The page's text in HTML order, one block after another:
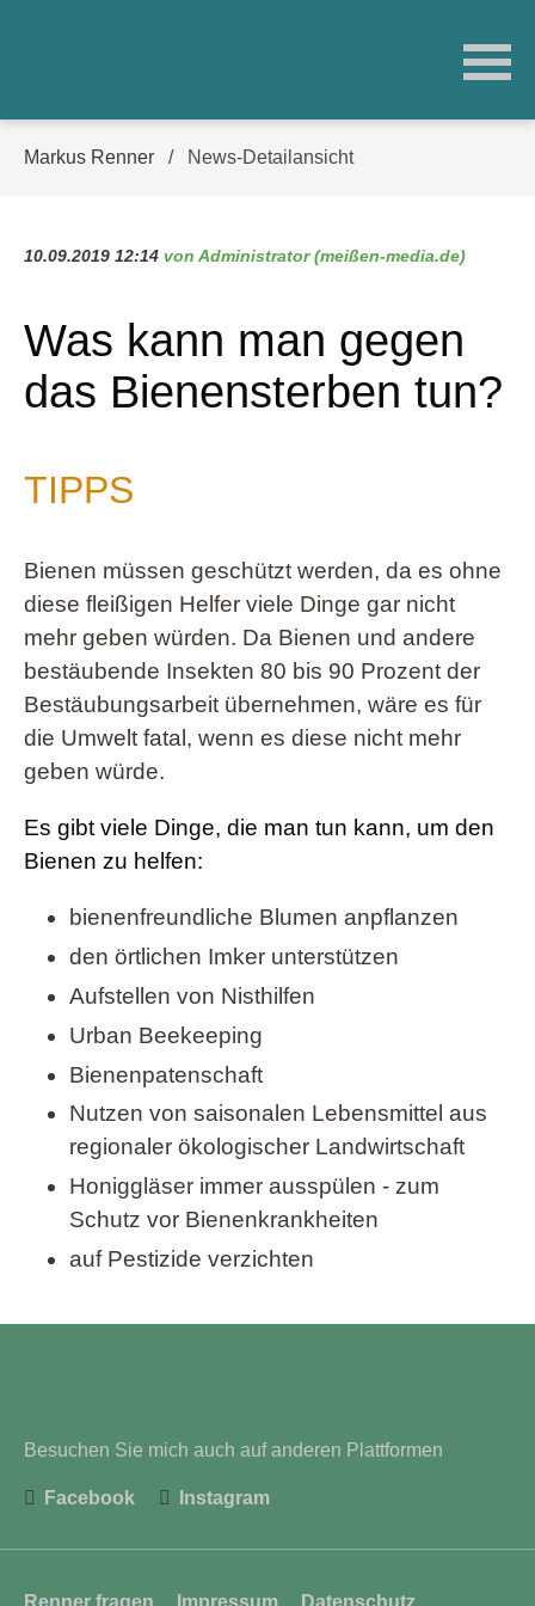
überspringen
Markus Renner News-Detailansicht
10.09.2019 12:14 von Administrator (meißen-media.de)
Was kann man gegen
das Bienensterben tun?
TIPPS
Bienen müssen geschützt werden, da es ohne
diese fleißigen Helfer viele Dinge gar nicht
mehr geben würden. Da Bienen und andere
bestäubende Insekten 80 bis 90 Prozent der
Bestäubungsarbeit übernehmen, wäre es für
die Umwelt fatal, wenn es diese nicht mehr
geben würde.
Es gibt viele Dinge, die man tun kann, um den
Bienen zu helfen:
bienenfreundliche Blumen anpflanzen
den örtlichen Imker unterstützen
Aufstellen von Nisthilfen
Urban Beekeeping
Bienenpatenschaft
Nutzen von saisonalen Lebensmittel aus
regionaler ökologischer Landwirtschaft
Honiggläser immer ausspülen - zum
Schutz vor Bienenkrankheiten
auf Pestizide verzichten
Besuchen Sie mich auch auf anderen Plattformen
Facebook Instagram
Renner fragen Impressum Datenschutz